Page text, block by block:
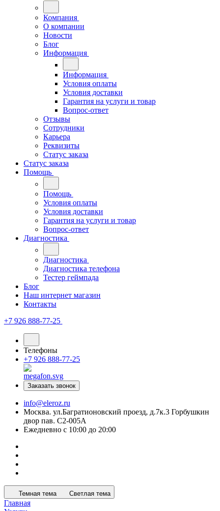
Компания
О компании
Новости
Блог
Информация
Информация
Условия оплаты
Условия доставки
Гарантия на услуги и товар
Вопрос-ответ
Отзывы
Сотрудники
Карьера
Реквизиты
Статус заказа
Статус заказа
Помощь
Помощь
Условия оплаты
Условия доставки
Гарантия на услуги и товар
Вопрос-ответ
Диагностика
Диагностика
Диагностика телефона
Тестер геймпада
Блог
Наш интернет магазин
Контакты
+7 926 888-77-25
Телефоны
+7 926 888-77-25
Заказать звонок
info@eleroz.ru
Москва. ул.Багратионовский проезд, д.7к.3 Горбушкин
двор пав. C2-005A
Ежедневно с 10:00 до 20:00
Темная тема Светлая тема
Главная